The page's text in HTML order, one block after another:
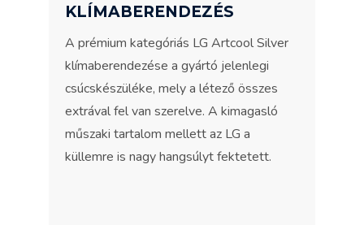
KLÍMABERENDEZÉS
A prémium kategóriás LG Artcool Silver
klímaberendezése a gyártó jelenlegi
csúcskészüléke, mely a létező összes
extrával fel van szerelve. A kimagasló
műszaki tartalom mellett az LG a
küllemre is nagy hangsúlyt fektetett.